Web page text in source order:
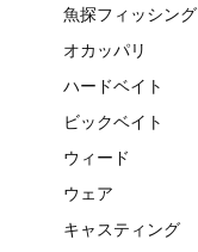
魚探フィッシング
オカッパリ
ハードベイト
ビックベイト
ウィード
ウェア
キャスティング